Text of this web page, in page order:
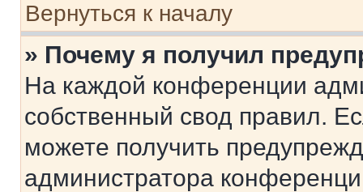
Вернуться к началу
» Почему я получил
На каждой конференции
собственный свод правил.
можете получить
администратора